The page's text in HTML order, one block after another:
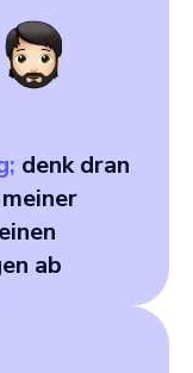
denk dran
ab